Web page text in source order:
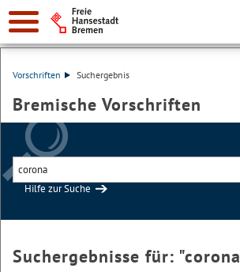
Vorschriften Suchergebnis
Bremische Vorschriften
Hilfe zur Suche
Suchergebnisse für: "corona